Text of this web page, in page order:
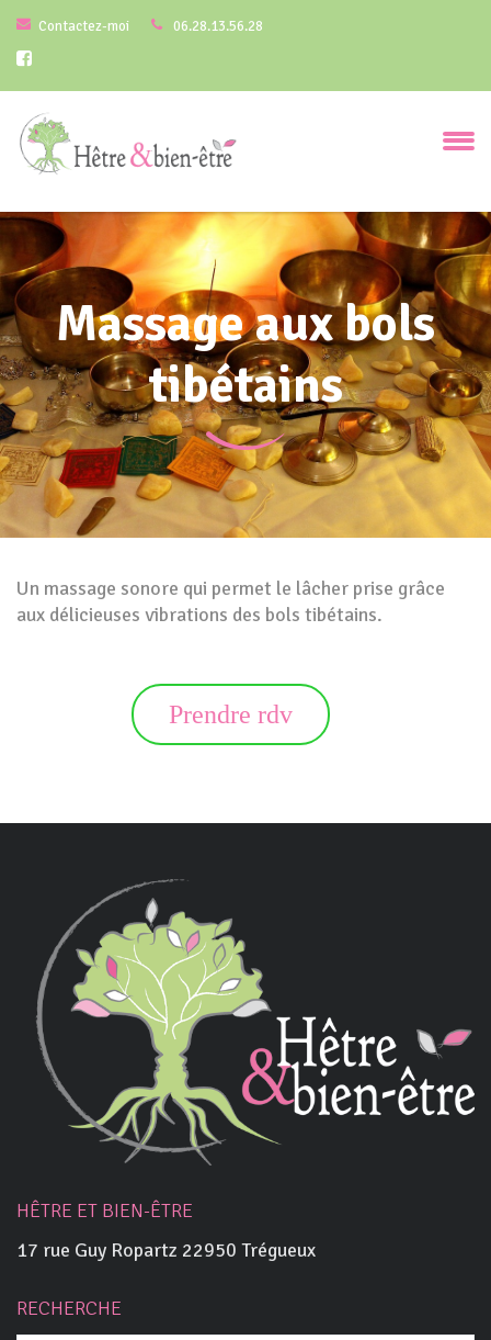
Contactez-moi 06.28.13.56.28
Massage aux bols
tibétains
Un massage sonore qui permet le lâcher prise grâce
aux délicieuses vibrations des bols tibétains.
Prendre rdv
HÊTRE ET BIEN-ÊTRE
17 rue Guy Ropartz 22950 Trégueux
RECHERCHE